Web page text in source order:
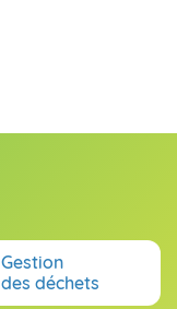
Gestion
des déchets